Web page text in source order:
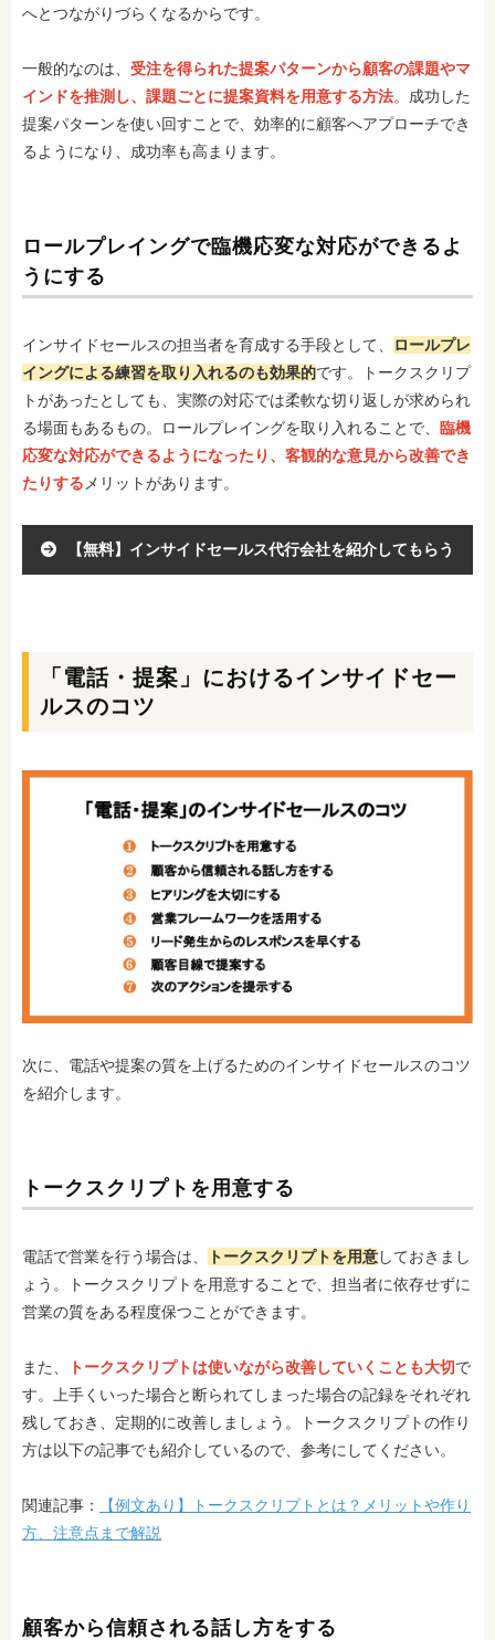
へとつながりづらくなるからです。
一般的なのは、 受注を得られた提案パターンから顧客の課題やマ
インドを推測し、課題ごとに提案資料を用意する方法。成功した
提案パターンを使い回すことで、効率的に顧客へアプローチでき
るようになり、成功率も高まります。
ロールプレイングで臨機応変な対応ができるよ
うにする
インサイドセールスの担当者を育成する手段として、
ロールプレ
イングによる練習を取り入れるのも効果的です。トークスクリプ
トがあったとしても、実際の対応では柔軟な切り返しが求められ
る場面もあるもの。ロールプレイングを取り入れることで、 臨機
応変な対応ができるようになったり、客観的な意見から改善でき
たりする メリットがあります。
【無料】インサイドセールス代行会社を紹介してもらう
「電話・提案」におけるインサイドセー
ルスのコツ
次に、電話や提案の質を上げるためのインサイドセールスのコツ
を紹介します。
トークスクリプトを用意する
電話で営業を行う場合は、 トークスクリプトを用意しておきまし
ょう。トークスクリプトを用意することで、担当者に依存せずに
営業の質をある程度保つことができます。
また、 トークスクリプトは使いながら改善していくことも大切で
す。上手く いった場合と断られてしまった場合の記録をそれぞれ
残しておき、定期的に改善しましょう。トークスクリプトの作り
方は以下の記事でも紹介しているので、参考にしてください。
関連記事：
【例文あり】トークスクリプトとは？メリットや作り
方、注意点まで解説
顧客から信頼される話し方をする